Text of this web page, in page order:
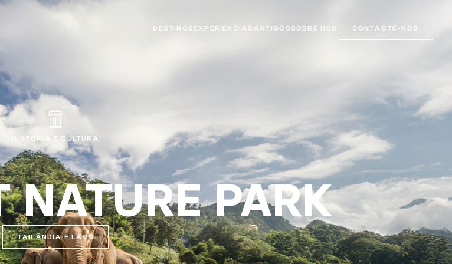
DESTINOS EXPERIÊNCIAS ARTIGOS SOBRE NÓS CONTACTE-NOS
HISTÓRIA E CULTURA
NATURE PARK
TAILÂNDIA E LAOS